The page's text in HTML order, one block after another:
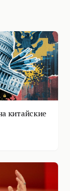
китайские